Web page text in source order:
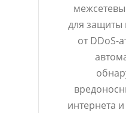
для
от DDoS-
интернета